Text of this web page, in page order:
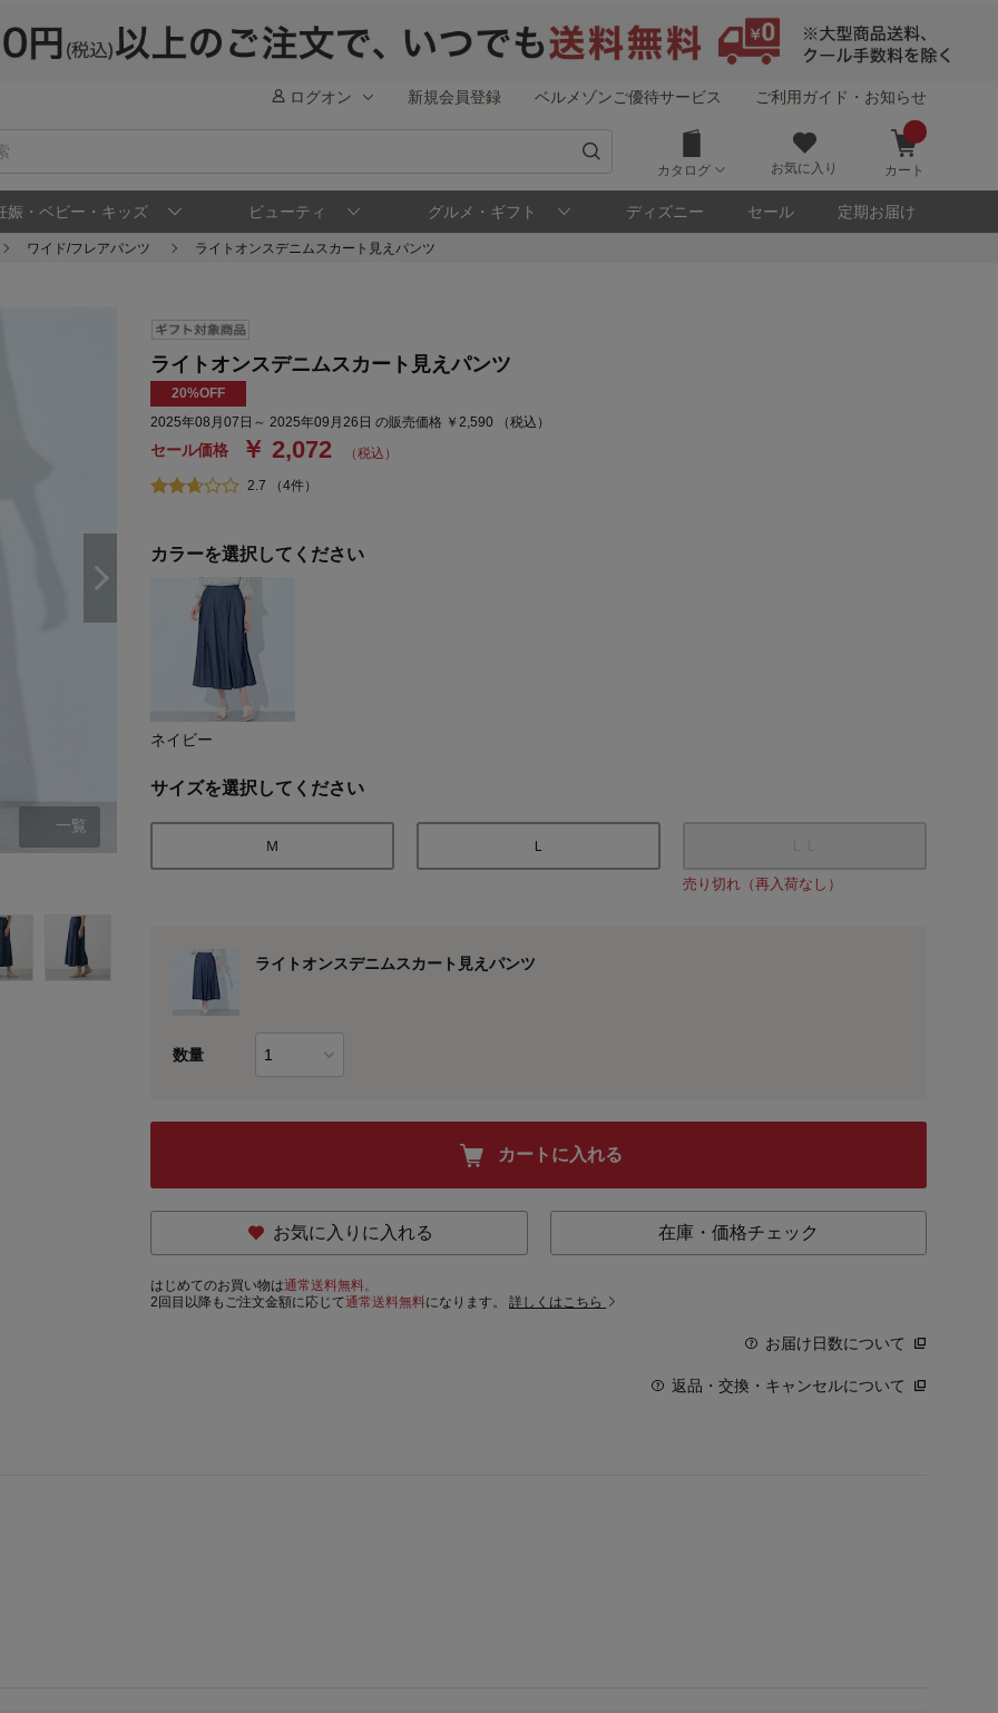
ログオン 新規会員登録 ベルメゾンご優待サービス ご利用ガイド・お知らせ
カタログ お気に入り カート
娠・ベビー・キッズ ビューティ グルメ・ギフト ディズニー セール 定期お届け
ワイド/フレアパンツ ライトオンスデニムスカート見えパンツ
ネイビー モデル身長169cm／
一覧
ライトオンスデニムスカート見えパンツ
20%OFF
2025年08月07日～ 2025年09月26日 の販売価格 ￥2,590 （税込）
セール価格 ￥ 2,072 （税込）
2.7 （4件）
カラーを選択してください
ネイビー
サイズを選択してください
Ｍ Ｌ
売り切れ（再入荷なし）
ライトオンスデニムスカート見えパンツ
数量
カートに入れる
お気に入りに入れる 在庫・価格チェック
はじめてのお買い物は通常送料無料。
2回目以降もご注文金額に応じて通常送料無料になります。詳しくはこちら
お届け日数について
返品・交換・キャンセルについて